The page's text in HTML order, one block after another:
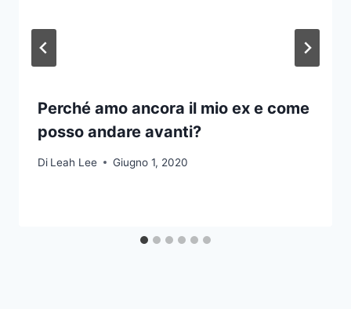
Perché amo ancora il mio ex e come
posso andare avanti?
Di Leah Lee Giugno 1, 2020